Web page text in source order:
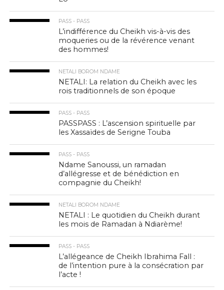
PASS - PASS
L’indifférence du Cheikh vis-à-vis des
moqueries ou de la révérence venant
des hommes!
NETALI BOROM NDAME
NETALI: La relation du Cheikh avec les
rois traditionnels de son époque
PASS - PASS
PASSPASS : L’ascension spirituelle par
les Xassaïdes de Serigne Touba
PASS - PASS
Ndame Sanoussi, un ramadan
d’allégresse et de bénédiction en
compagnie du Cheikh!
NETALI BOROM NDAME
NETALI : Le quotidien du Cheikh durant
les mois de Ramadan à Ndiarème!
PASS - PASS
L’allégeance de Cheikh Ibrahima Fall :
de l’intention pure à la consécration par
l’acte !